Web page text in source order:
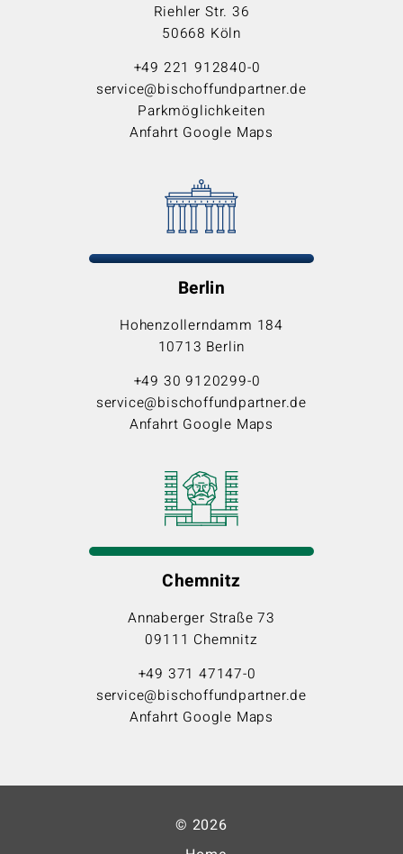
Riehler Str. 36
50668 Köln
+49 221 912840-0
service@bischoffundpartner.de
Parkmöglichkeiten
Anfahrt Google Maps
Berlin
Hohenzollerndamm 184
10713 Berlin
+49 30 9120299-0
service@bischoffundpartner.de
Anfahrt Google Maps
Chemnitz
Annaberger Straße 73
09111 Chemnitz
+49 371 47147-0
service@bischoffundpartner.de
Anfahrt Google Maps
© 2026